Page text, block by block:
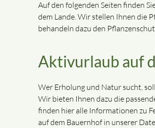
Auf den folgenden Seiten finden
dem Lande. Wir stellen Ihnen die
behandeln dazu den
Aktivurlaub auf
Wer Erholung und Natur sucht,
Wir bieten Ihnen dazu die
finden hier alle Informationen zu
auf dem Bauernhof in unserer